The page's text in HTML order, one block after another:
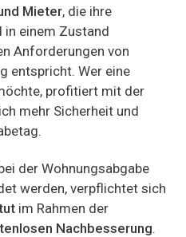
Mieter, die ihre
einem Zustand
Anforderungen von
entspricht. Wer eine
profitiert mit der
mehr Sicherheit und
der Wohnungsabgabe
werden, verpflichtet sich
im Rahmen der
Nachbesserung.